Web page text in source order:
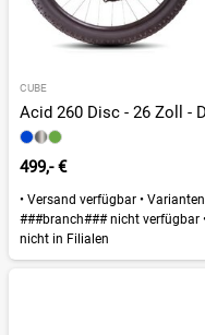
CUBE
Acid 260 Disc - 26 Zoll -
499,- €
• Versand verfügbar •
###branch### nicht verfügbar
nicht in Filialen